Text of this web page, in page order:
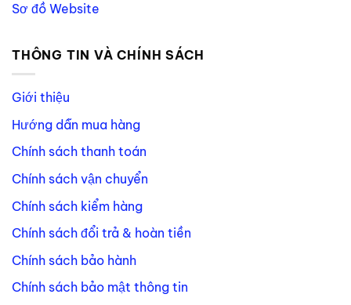
Sơ đồ Website
THÔNG TIN VÀ CHÍNH SÁCH
Giới thiệu
Hướng dẫn mua hàng
Chính sách thanh toán
Chính sách vận chuyển
Chính sách kiểm hàng
Chính sách đổi trả & hoàn tiền
Chính sách bảo hành
Chính sách bảo mật thông tin